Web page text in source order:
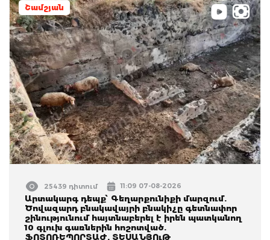
Շամշյան
25439 դիտում 11:09 07-08-2026
Արտակարգ դեպք՝ Գեղարքունիքի մարզում.
Ծովազարդ բնակավայրի բնակիչը գետնափոր
շինությունում հայտնաբերել է իրեն պատկանող
10 գլուխ գառներին հոշոտված.
ՖՈՏՈՌԵՊՈՐՏԱԺ, ՏԵՍԱՆՅՈւԹ